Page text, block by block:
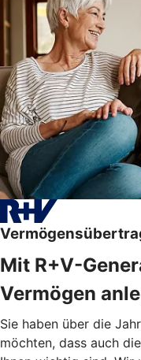
Mit R+V-
Vermögen
Sie haben über die
möchten, dass auch